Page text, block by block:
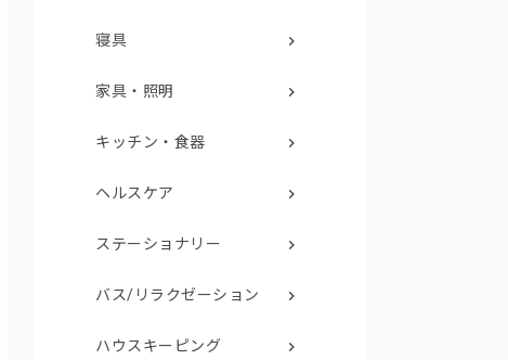
寝具
家具・照明
キッチン・食器
ヘルスケア
ステーショナリー
バス/リラクゼーション
ハウスキーピング